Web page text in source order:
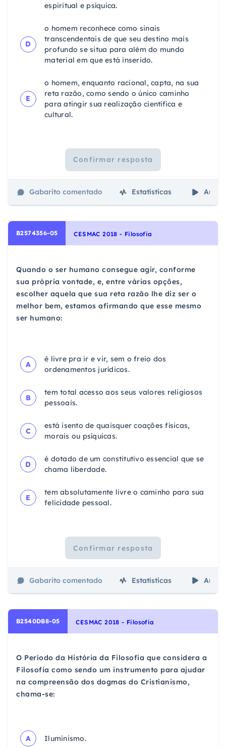
espiritual e psíquica.
D
o homem reconhece como sinais
transcendentais de que seu destino mais
profundo se situa para além do mundo
material em que está inserido.
E
o homem, enquanto racional, capta, na sua
reta razão, como sendo o único caminho
para atingir sua realização científica e
cultural.
Confirmar resposta
Gabarito comentado Estatísticas Aulas
B2574356-05 CESMAC 2018 - Filosofia
Quando o ser humano consegue agir, conforme
sua própria vontade, e, entre várias opções,
escolher aquela que sua reta razão lhe diz ser o
melhor bem, estamos afirmando que esse mesmo
ser humano:
A
é livre pra ir e vir, sem o freio dos
ordenamentos jurídicos.
B
tem total acesso aos seus valores religiosos
pessoais.
C
está isento de quaisquer coações físicas,
morais ou psíquicas.
D
é dotado de um constitutivo essencial que se
chama liberdade.
E
tem absolutamente livre o caminho para sua
felicidade pessoal.
Confirmar resposta
Gabarito comentado Estatísticas Aulas
B2540DB8-05 CESMAC 2018 - Filosofia
O Período da História da Filosofia que considera a
Filosofia como sendo um instrumento para ajudar
na compreensão dos dogmas do Cristianismo,
chama-se:
A Iluminismo.